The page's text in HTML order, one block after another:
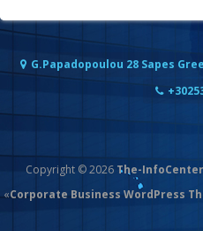
G.Papadopoulou 28 Sapes
Copyright © 2026 The-InfoCenter
«Corporate Business WordPress